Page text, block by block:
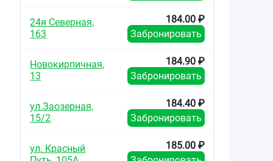
24я Северная,
163
184.00 ₽
Забронировать
Новокирпичная,
13
184.90 ₽
Забронировать
ул.Заозерная,
15/2
184.40 ₽
Забронировать
ул. Красный
185.00 ₽